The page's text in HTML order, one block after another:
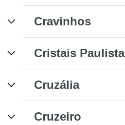
Cravinhos
Cristais Paulista
Cruzália
Cruzeiro